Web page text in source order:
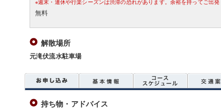
※週末・連休や行楽シーズンは渋滞の恐れがあります。余裕を持ってご出
無料
解散場所
元滝伏流水駐車場
持ち物・アドバイス